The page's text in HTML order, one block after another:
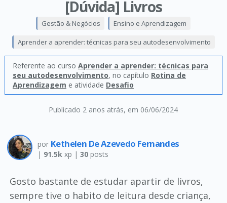
[Dúvida] Livros
Publicado 2 anos atrás, em 06/06/2024
Gestão & Negócios Ensino e Aprendizagem
Aprender a aprender: técnicas para seu autodesenvolvimento
Referente ao curso Aprender a aprender: técnicas para
seu autodesenvolvimento, no capítulo Rotina de
Aprendizagem e atividade Desafio
por Kethelen De Azevedo Fernandes
| 91.5kxp | 30posts
Gosto bastante de estudar apartir de livros,
sempre tive o habito de leitura desde criança,